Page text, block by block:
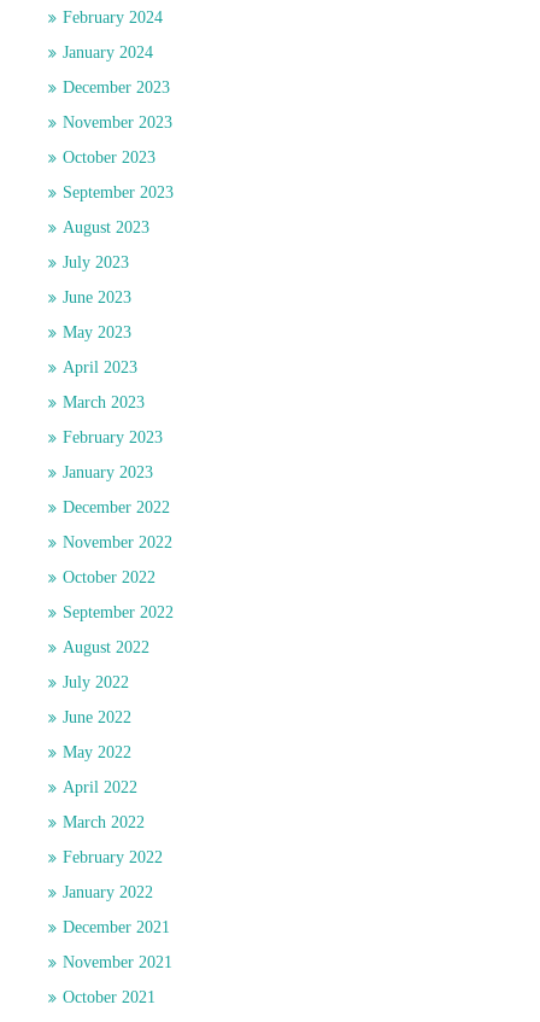
February 2024
January 2024
December 2023
November 2023
October 2023
September 2023
August 2023
July 2023
June 2023
May 2023
April 2023
March 2023
February 2023
January 2023
December 2022
November 2022
October 2022
September 2022
August 2022
July 2022
June 2022
May 2022
April 2022
March 2022
February 2022
January 2022
December 2021
November 2021
October 2021